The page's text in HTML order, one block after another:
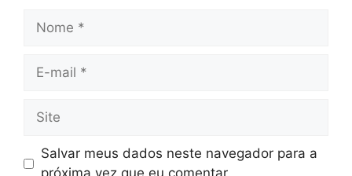
Nome
Site
Salvar meus dados neste navegador para a
próxima vez que eu comentar.